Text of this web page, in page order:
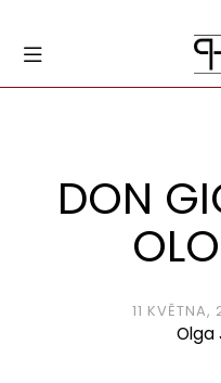
DON
11 KVĚTNA,
Olga